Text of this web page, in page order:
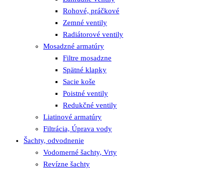
Rohové, práčkové
Zemné ventily
Radiátorové ventily
Mosadzné armatúry
Filtre mosadzne
Spätné klapky
Sacie koše
Poistné ventily
Redukčné ventily
Liatinové armatúry
Filtrácia, Úprava vody
Šachty, odvodnenie
Vodomerné šachty, Vrty
Revízne šachty